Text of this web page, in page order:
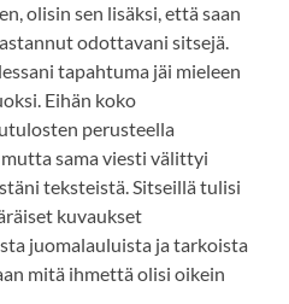
olisin sen lisäksi, että saan
odottavani sitsejä.
tapahtuma jäi mieleen
Eihän koko
perusteella
sama viesti välittyi
teksteistä. Sitseillä tulisi
kuvaukset
juomalauluista ja tarkoista
mitä ihmettä olisi oikein